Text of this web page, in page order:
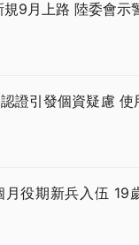
9月上路 陸委會示
證引發個資疑慮 使
月役期新兵入伍 19